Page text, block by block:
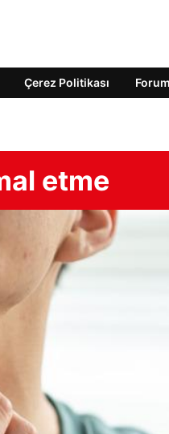
Çerez Politikası Forum
etme